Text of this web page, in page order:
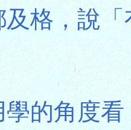
格，說
的角度